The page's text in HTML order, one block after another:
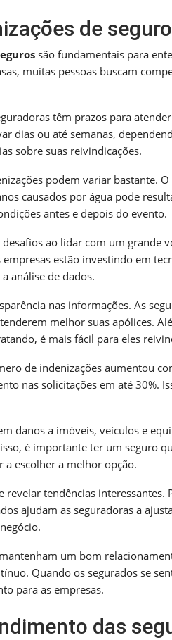
de
são fundamentais para
muitas pessoas buscam
têm prazos para
dias ou até semanas,
sobre suas reivindicações.
podem variar bastante.
causados por água pode
antes e depois do evento.
ao lidar com um grande
estão investindo em
análise de dados.
nas informações. As
melhor suas apólices.
é mais fácil para eles
de indenizações aumentou
nas solicitações em até 30%.
danos a imóveis, veículos e
é importante ter um seguro
escolher a melhor opção.
revelar tendências
ajudam as seguradoras a
um bom
Quando os segurados se
para as empresas.
das